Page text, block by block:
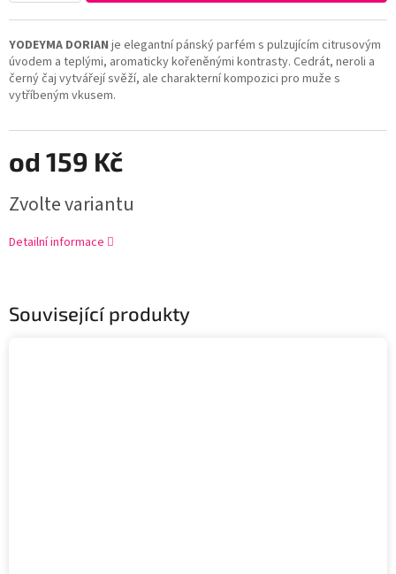
od 159 Kč
Zvolte variantu
YODEYMA DORIAN je elegantní pánský parfém s pulzujícím citrusovým
úvodem a teplými, aromaticky kořeněnými kontrasty. Cedrát, neroli a
černý čaj vytvářejí svěží, ale charakterní kompozici pro muže s
vytříbeným vkusem.
Detailní informace
Související produkty